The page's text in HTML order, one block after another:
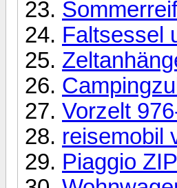
Faltsessel
Vorzelt
reisemobil
Piaggio